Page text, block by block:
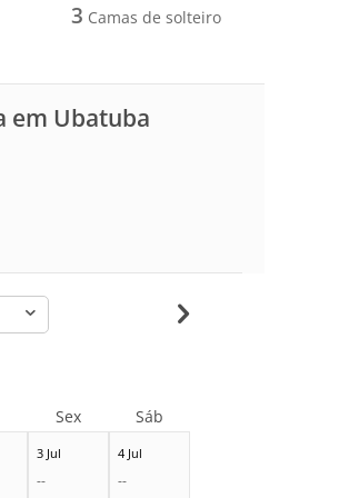
3 Camas de solteiro
em Ubatuba
3 Jul
--
4 Jul
--
Sex Sáb